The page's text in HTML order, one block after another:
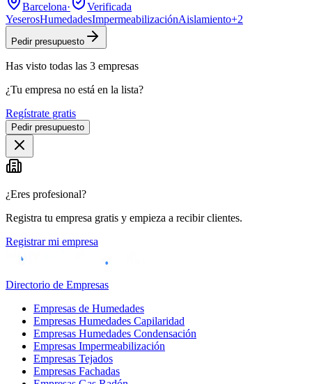
Barcelona·
Verificada
YeserosHumedadesImpermeabilizaciónAislamiento+2
Pedir presupuesto
Has visto todas las 3 empresas
¿Tu empresa no está en la lista?
Regístrate gratis
Pedir presupuesto
¿Eres profesional?
Registra tu empresa gratis y empieza a recibir clientes.
Registrar mi empresa
Directorio de Empresas
Empresas de Humedades
Empresas Humedades Capilaridad
Empresas Humedades Condensación
Empresas Impermeabilización
Empresas Tejados
Empresas Fachadas